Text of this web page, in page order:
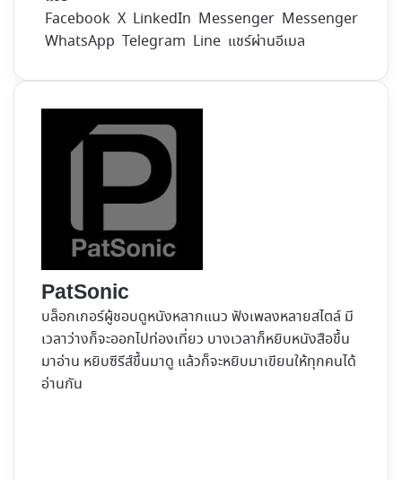
Facebook X LinkedIn Messenger Messenger
WhatsApp Telegram Line แชร์ผ่านอีเมล
PatSonic
บล็อกเกอร์ผู้ชอบดูหนังหลากแนว ฟังเพลงหลายสไตล์ มี
เวลาว่างก็จะออกไปท่องเที่ยว บางเวลาก็หยิบหนังสือขึ้น
มาอ่าน หยิบซีรีส์ขึ้นมาดู แล้วก็จะหยิบมาเขียนให้ทุกคนได้
อ่านกัน